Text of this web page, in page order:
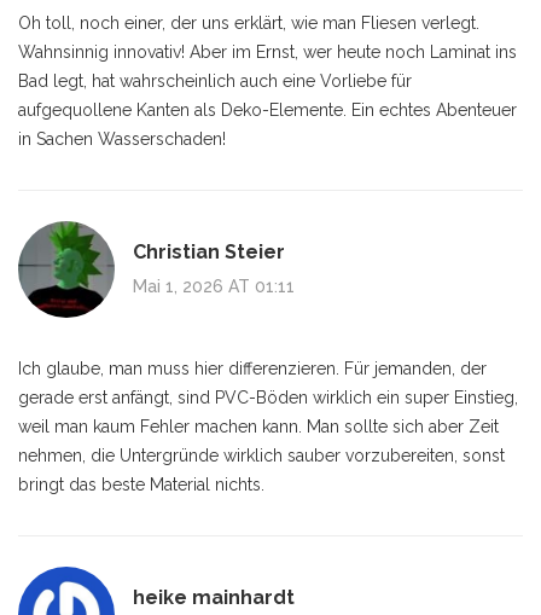
Oh toll, noch einer, der uns erklärt, wie man Fliesen verlegt.
Wahnsinnig innovativ! Aber im Ernst, wer heute noch Laminat ins
Bad legt, hat wahrscheinlich auch eine Vorliebe für
aufgequollene Kanten als Deko-Elemente. Ein echtes Abenteuer
in Sachen Wasserschaden!
Christian Steier
Mai 1, 2026 AT 01:11
Ich glaube, man muss hier differenzieren. Für jemanden, der
gerade erst anfängt, sind PVC-Böden wirklich ein super Einstieg,
weil man kaum Fehler machen kann. Man sollte sich aber Zeit
nehmen, die Untergründe wirklich sauber vorzubereiten, sonst
bringt das beste Material nichts.
heike mainhardt